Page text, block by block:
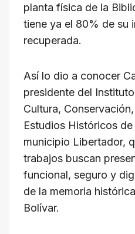
planta física de la
tiene ya el 80% de su
recuperada.
Así lo dio a conocer
presidente del
Cultura,
Estudios Históricos
municipio Libertador,
trabajos buscan
funcional, seguro y
de la memoria
Bolívar.